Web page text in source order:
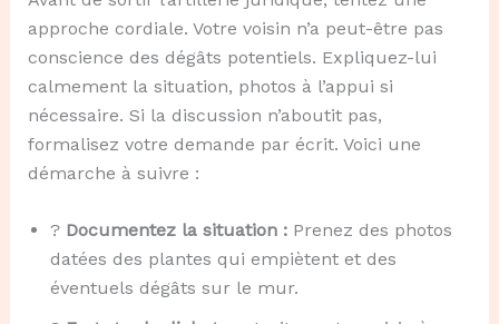
approche cordiale. Votre voisin n’a peut-être pas
conscience des dégâts potentiels. Expliquez-lui
calmement la situation, photos à l’appui si
nécessaire. Si la discussion n’aboutit pas,
formalisez votre demande par écrit. Voici une
démarche à suivre :
? Documentez la situation :Prenez des photos
datées des plantes qui empiètent et des
éventuels dégâts sur le mur.